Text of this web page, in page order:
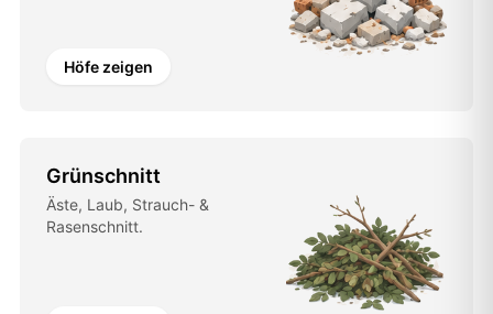
Höfe zeigen
Grünschnitt
Äste, Laub, Strauch- &
Rasenschnitt.